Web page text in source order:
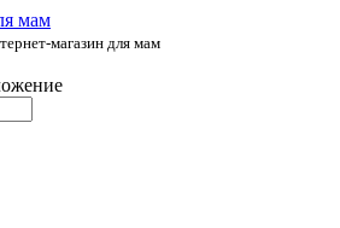
магазин для мам